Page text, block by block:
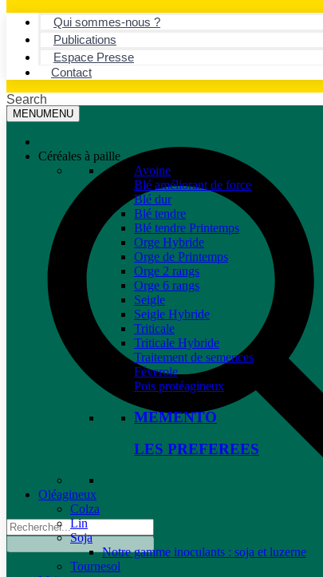
Qui sommes-nous ?
Publications
Espace Presse
Contact
Search
MENUMENU
Céréales à paille
Avoine
Blé améliorant de force
Blé dur
Blé tendre
Blé tendre Printemps
Orge Hybride
Orge de Printemps
Orge 2 rangs
Orge 6 rangs
Seigle
Seigle Hybride
Triticale
Triticale Hybride
Traitement de semences
Féverole
Pois protéagineux
MEMENTO
LES PREFEREES
Oléagineux
Colza
Lin
Soja
Notre gamme inoculants : soja et luzerne
Tournesol